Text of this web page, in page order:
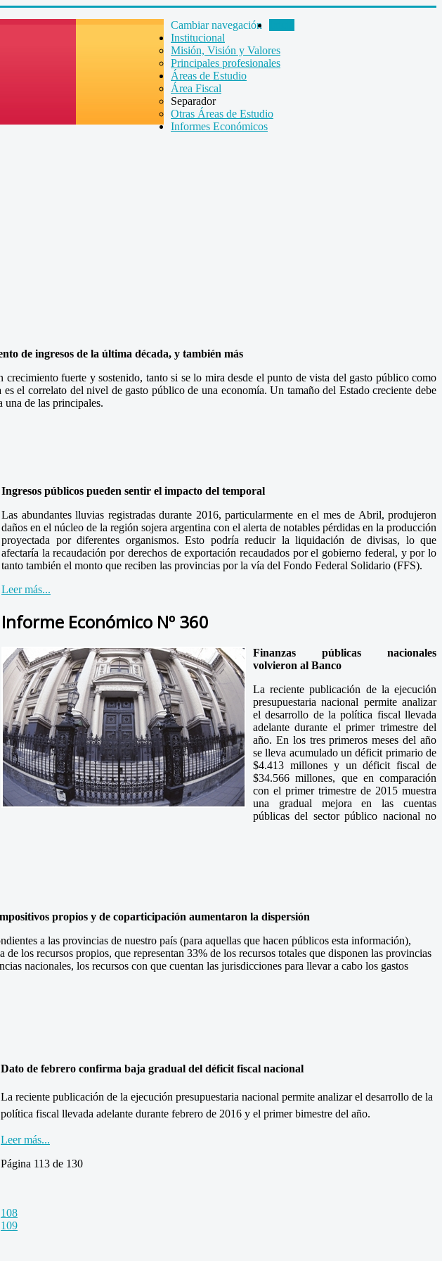
Cambiar navegación
Institucional
Misión, Visión y Valores
Principales profesionales
Áreas de Estudio
Área Fiscal
Separador
Otras Áreas de Estudio
Informes Económicos
de ingresos de la última década, y también más
fuerte y sostenido, tanto si se lo mira desde el punto de vista del gasto público como
el correlato del nivel de gasto público de una economía. Un tamaño del Estado creciente debe
de las principales.
Ingresos públicos pueden sentir el impacto del temporal
Las abundantes lluvias registradas durante 2016, particularmente en el mes de Abril, produjeron
daños en el núcleo de la región sojera argentina con el alerta de notables pérdidas en la producción
proyectada por diferentes organismos. Esto podría reducir la liquidación de divisas, lo que
afectaría la recaudación por derechos de exportación recaudados por el gobierno federal, y por lo
tanto también el monto que reciben las provincias por la vía del Fondo Federal Solidario (FFS).
Leer más...
Informe Económico Nº 360
Finanzas públicas nacionales
volvieron al Banco
La reciente publicación de la ejecución
presupuestaria nacional permite analizar
el desarrollo de la política fiscal llevada
adelante durante el primer trimestre del
año. En los tres primeros meses del año
se lleva acumulado un déficit primario de
$4.413 millones y un déficit fiscal de
$34.566 millones, que en comparación
con el primer trimestre de 2015 muestra
una gradual mejora en las cuentas
públicas del sector público nacional no
propios y de coparticipación aumentaron la dispersión
a las provincias de nuestro país (para aquellas que hacen públicos esta información),
los recursos propios, que representan 33% de los recursos totales que disponen las provincias
nacionales, los recursos con que cuentan las jurisdicciones para llevar a cabo los gastos
Dato de febrero confirma baja gradual del déficit fiscal nacional
La reciente publicación de la ejecución presupuestaria nacional permite analizar el desarrollo de la
política fiscal llevada adelante durante febrero de 2016 y el primer bimestre del año.
Leer más...
Página 113 de 130
108
109